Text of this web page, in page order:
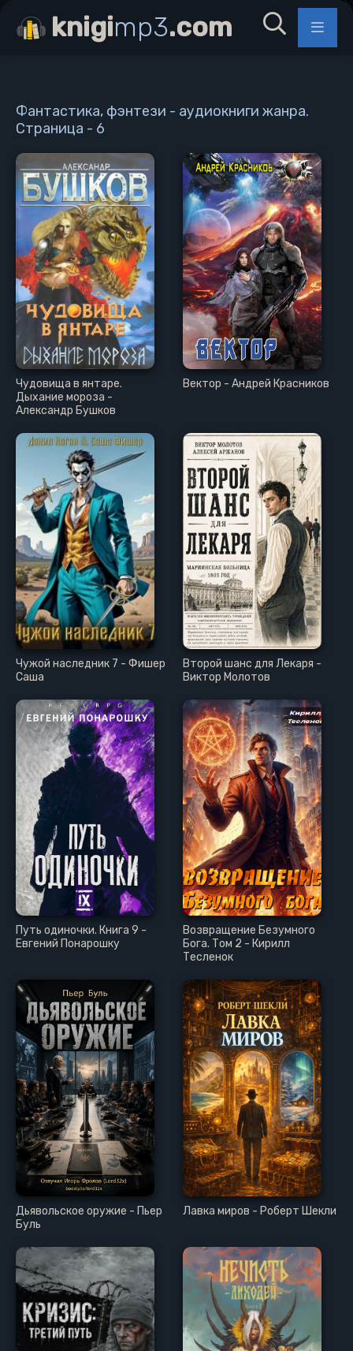
Фантастика, фэнтези - аудиокниги жанра.
Страница - 6
Чудовища в янтаре.
Дыхание мороза -
Александр Бушков
Вектор - Андрей Красников
Чужой наследник 7 - Фишер
Саша
Второй шанс для Лекаря -
Виктор Молотов
Путь одиночки. Книга 9 -
Евгений Понарошку
Возвращение Безумного
Бога. Том 2 - Кирилл
Тесленок
Дьявольское оружие - Пьер
Буль
Лавка миров - Роберт Шекли
knigimp3.com